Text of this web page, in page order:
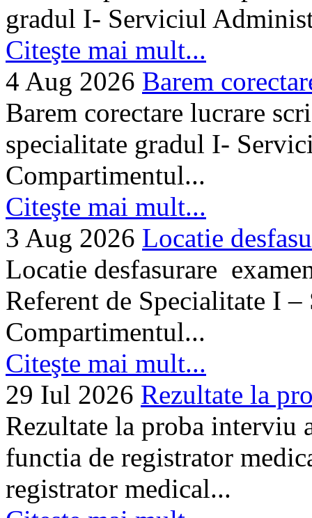
gradul I- Serviciul
Citeşte mai mult...
4 Aug 2026 Barem
Barem corectare lucrare
specialitate gradul I-
Compartimentul...
Citeşte mai mult...
3 Aug 2026 Locatie
Locatie desfasurare
Referent de Specialitate I
Compartimentul...
Citeşte mai mult...
29 Iul 2026 Rezultate la
Rezultate la proba interviu
functia de registrator
registrator medical...